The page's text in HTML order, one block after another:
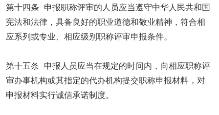
第十四条 申报职称评审的人员应当遵守中华人民共和国
宪法和法律，具备良好的职业道德和敬业精神，符合相
应系列或专业、相应级别职称评审申报条件。
第十五条 申报人员应当在规定的时间内，向相应职称评
审办事机构或其指定的代办机构提交职称申报材料，对
申报材料实行诚信承诺制度。